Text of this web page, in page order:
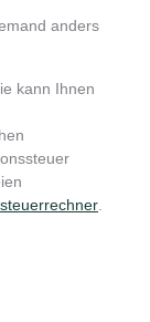
anders
kann Ihnen